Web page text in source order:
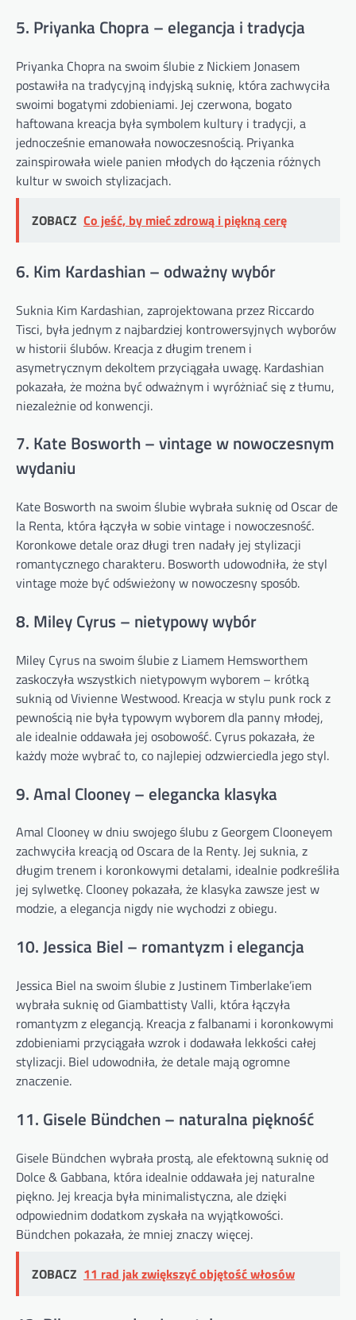
5. Priyanka Chopra – elegancja i tradycja
Priyanka Chopra na swoim ślubie z Nickiem Jonasem
postawiła na tradycyjną indyjską suknię, która zachwyciła
swoimi bogatymi zdobieniami. Jej czerwona, bogato
haftowana kreacja była symbolem kultury i tradycji, a
jednocześnie emanowała nowoczesnością. Priyanka
zainspirowała wiele panien młodych do łączenia różnych
kultur w swoich stylizacjach.
ZOBACZ Co jeść, by mieć zdrową i piękną cerę
6. Kim Kardashian – odważny wybór
Suknia Kim Kardashian, zaprojektowana przez Riccardo
Tisci, była jednym z najbardziej kontrowersyjnych wyborów
w historii ślubów. Kreacja z długim trenem i
asymetrycznym dekoltem przyciągała uwagę. Kardashian
pokazała, że można być odważnym i wyróżniać się z tłumu,
niezależnie od konwencji.
7. Kate Bosworth – vintage w nowoczesnym
wydaniu
Kate Bosworth na swoim ślubie wybrała suknię od Oscar de
la Renta, która łączyła w sobie vintage i nowoczesność.
Koronkowe detale oraz długi tren nadały jej stylizacji
romantycznego charakteru. Bosworth udowodniła, że styl
vintage może być odświeżony w nowoczesny sposób.
8. Miley Cyrus – nietypowy wybór
Miley Cyrus na swoim ślubie z Liamem Hemsworthem
zaskoczyła wszystkich nietypowym wyborem – krótką
suknią od Vivienne Westwood. Kreacja w stylu punk rock z
pewnością nie była typowym wyborem dla panny młodej,
ale idealnie oddawała jej osobowość. Cyrus pokazała, że
każdy może wybrać to, co najlepiej odzwierciedla jego styl.
9. Amal Clooney – elegancka klasyka
Amal Clooney w dniu swojego ślubu z Georgem Clooneyem
zachwyciła kreacją od Oscara de la Renty. Jej suknia, z
długim trenem i koronkowymi detalami, idealnie podkreśliła
jej sylwetkę. Clooney pokazała, że klasyka zawsze jest w
modzie, a elegancja nigdy nie wychodzi z obiegu.
10. Jessica Biel – romantyzm i elegancja
Jessica Biel na swoim ślubie z Justinem Timberlake’iem
wybrała suknię od Giambattisty Valli, która łączyła
romantyzm z elegancją. Kreacja z falbanami i koronkowymi
zdobieniami przyciągała wzrok i dodawała lekkości całej
stylizacji. Biel udowodniła, że detale mają ogromne
znaczenie.
11. Gisele Bündchen – naturalna piękność
Gisele Bündchen wybrała prostą, ale efektowną suknię od
Dolce & Gabbana, która idealnie oddawała jej naturalne
piękno. Jej kreacja była minimalistyczna, ale dzięki
odpowiednim dodatkom zyskała na wyjątkowości.
Bündchen pokazała, że mniej znaczy więcej.
ZOBACZ 11 rad jak zwiększyć objętość włosów